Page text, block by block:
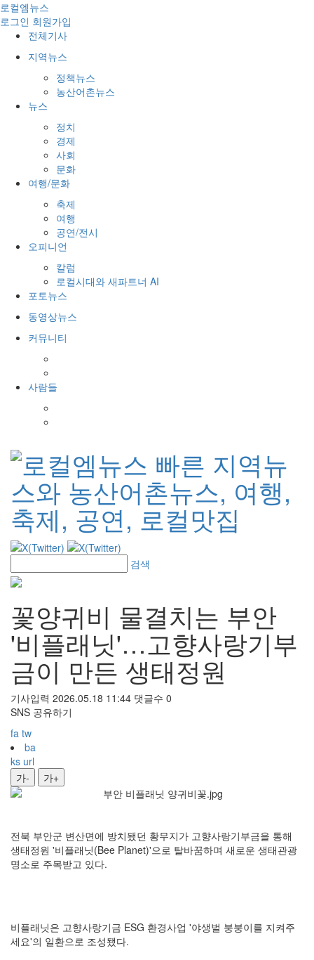
로컬엠뉴스
로그인 회원가입
전체기사
지역뉴스
정책뉴스
농산어촌뉴스
뉴스
정치
경제
사회
문화
여행/문화
축제
여행
공연/전시
오피니언
칼럼
로컬시대와 새파트너 AI
포토뉴스
동영상뉴스
커뮤니티
사람들
검색
꽃양귀비 물결치는 부안
'비플래닛'…고향사랑기부
금이 만든 생태정원
기사입력 2026.05.18 11:44 댓글수 0
SNS 공유하기
fa tw
ba
ks url
가-
가+
전북 부안군 변산면에 방치됐던 황무지가 고향사랑기부금을 통해
생태정원 '비플래닛(Bee Planet)'으로 탈바꿈하며 새로운 생태관광
명소로 주목받고 있다.
비플래닛은 고향사랑기금 ESG 환경사업 '야생벌 붕붕이를 지켜주
세요'의 일환으로 조성됐다.